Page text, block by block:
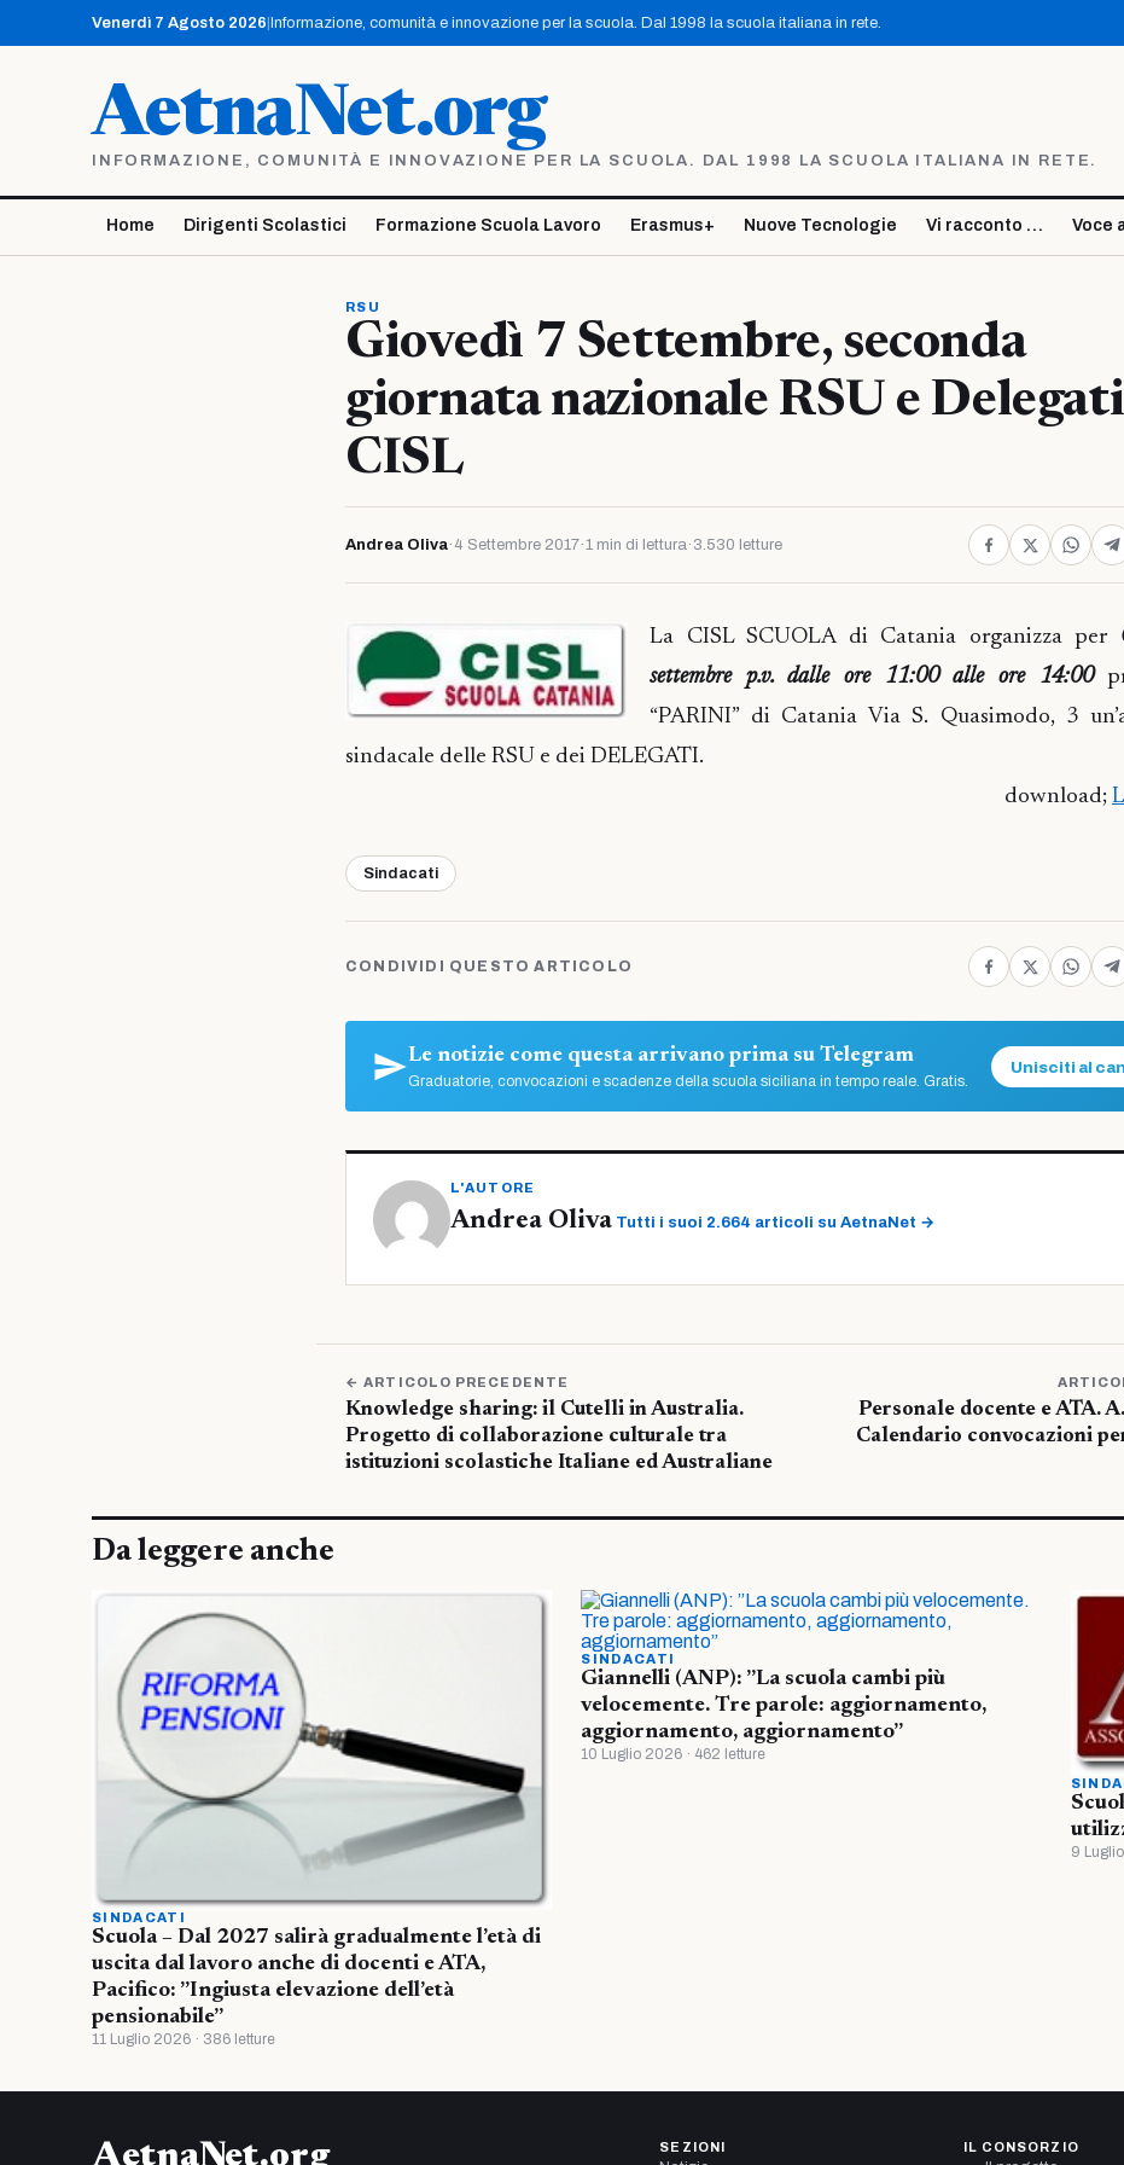
contenuto
Venerdì 7 Agosto 2026 Informazione, comunità e innovazione per la scuola. Dal 1998 la scuola italiana in rete.
AetnaNet.org
INFORMAZIONE, COMUNITÀ E INNOVAZIONE PER LA SCUOLA. DAL 1998 LA SCUOLA ITALIANA IN RETE.
Home Dirigenti Scolastici Formazione Scuola Lavoro Erasmus+ Nuove Tecnologie Vi racconto … Voce
RSU
Giovedì 7 Settembre, seconda
giornata nazionale RSU e Delegati
CISL
Andrea Oliva· 4 Settembre 2017·1 min di lettura· 3.530 letture
La CISL SCUOLA di Catania organizza per
settembre p.v. dalle ore 11:00 alle ore 14:00
“PARINI” di Catania Via S. Quasimodo, 3
sindacale delle RSU e dei DELEGATI.
download;
Sindacati
CONDIVIDI QUESTO ARTICOLO
Le notizie come questa arrivano prima su Telegram
Graduatorie, convocazioni e scadenze della scuola siciliana in tempo reale. Gratis.
Unisciti al
L'AUTORE
Andrea Oliva Tutti i suoi 2.664 articoli su AetnaNet →
← ARTICOLO PRECEDENTE
Knowledge sharing: il Cutelli in Australia.
Progetto di collaborazione culturale tra
istituzioni scolastiche Italiane ed Australiane
Personale docente e ATA.
Calendario convocazioni
Da leggere anche
SINDACATI
Scuola – Dal 2027 salirà gradualmente l’età di
uscita dal lavoro anche di docenti e ATA,
Pacifico: ”Ingiusta elevazione dell’età
pensionabile”
11 Luglio 2026 · 386 letture
SINDACATI
Giannelli (ANP): ”La scuola cambi più
velocemente. Tre parole: aggiornamento,
aggiornamento, aggiornamento”
10 Luglio 2026 · 462 letture
9
SEZIONI IL CONSORZIO